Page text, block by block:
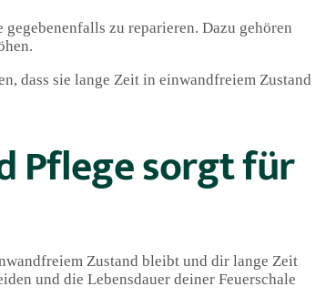
zu reparieren. Dazu gehören
dass sie lange Zeit in einwandfreiem Zustand
Pflege sorgt für
Zustand bleibt und dir lange Zeit
und die Lebensdauer deiner Feuerschale